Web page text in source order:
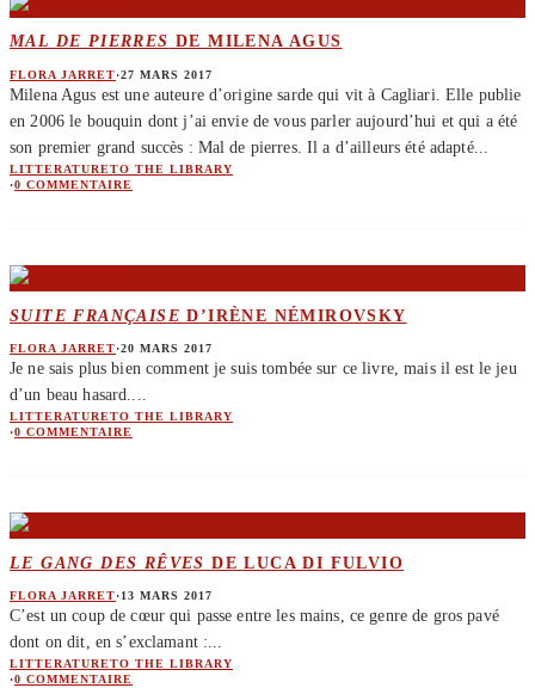
MAL DE PIERRES DE MILENA AGUS
FLORA JARRET·27 MARS 2017
Milena Agus est une auteure d’origine sarde qui vit à Cagliari. Elle publie
en 2006 le bouquin dont j’ai envie de vous parler aujourd’hui et qui a été
son premier grand succès : Mal de pierres. Il a d’ailleurs été adapté...
LITTERATURETO THE LIBRARY
·0 COMMENTAIRE
SUITE FRANÇAISE D’IRÈNE NÉMIROVSKY
FLORA JARRET·20 MARS 2017
Je ne sais plus bien comment je suis tombée sur ce livre, mais il est le jeu
d’un beau hasard....
LITTERATURETO THE LIBRARY
·0 COMMENTAIRE
LE GANG DES RÊVES DE LUCA DI FULVIO
FLORA JARRET·13 MARS 2017
C’est un coup de cœur qui passe entre les mains, ce genre de gros pavé
dont on dit, en s’exclamant :...
LITTERATURETO THE LIBRARY
·0 COMMENTAIRE